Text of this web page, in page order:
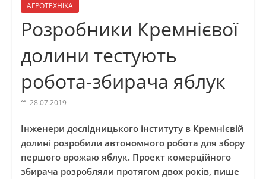
АГРОТЕХНІКА
Розробники Кремнієвої
долини тестують
робота-збирача яблук
28.07.2019
Інженери дослідницького інституту в Кремнієвій
долині розробили автономного робота для збору
першого врожаю яблук. Проект комерційного
збирача розробляли протягом двох років, пише